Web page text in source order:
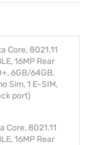
Core, 8021.11
16MP Rear
6GB/64GB,
Sim, 1 E-SIM,
port)
Core, 8021.11
16MP Rear